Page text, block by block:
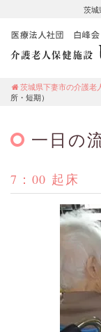
茨城
ろかね
茨城県下妻市の介護老
所・短期）
一日の
7：00 起床